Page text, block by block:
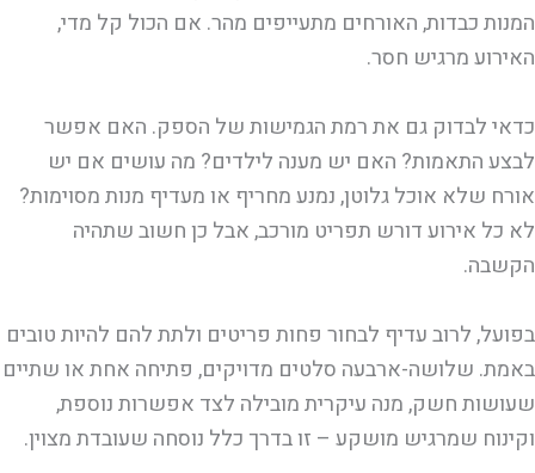
המנות כבדות, האורחים מתעייפים מהר. אם הכול קל מדי,
האירוע מרגיש חסר.
כדאי לבדוק גם את רמת הגמישות של הספק. האם אפשר
לבצע התאמות? האם יש מענה לילדים? מה עושים אם יש
אורח שלא אוכל גלוטן, נמנע מחריף או מעדיף מנות מסוימות?
לא כל אירוע דורש תפריט מורכב, אבל כן חשוב שתהיה
הקשבה.
בפועל, לרוב עדיף לבחור פחות פריטים ולתת להם להיות טובים
באמת. שלושה-ארבעה סלטים מדויקים, פתיחה אחת או שתיים
שעושות חשק, מנה עיקרית מובילה לצד אפשרות נוספת,
וקינוח שמרגיש מושקע – זו בדרך כלל נוסחה שעובדת מצוין.